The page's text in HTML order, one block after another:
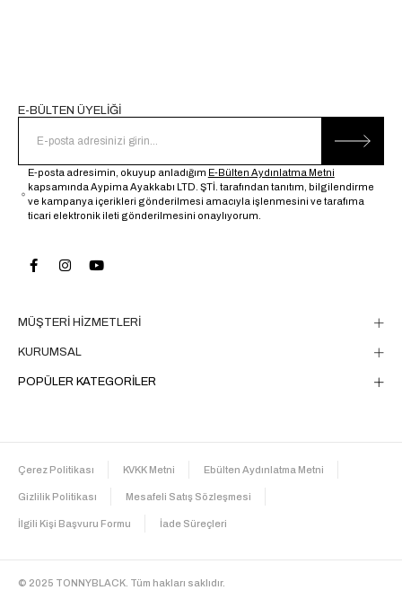
MÜŞTERİ HİZMETLERİ
KURUMSAL
POPÜLER KATEGORİLER
E-BÜLTEN ÜYELİĞİ
E-posta adresimin, okuyup anladığım E-Bülten Aydınlatma Metni
kapsamında Aypima Ayakkabı LTD. ŞTİ. tarafından tanıtım, bilgilendirme
ve kampanya içerikleri gönderilmesi amacıyla işlenmesini ve tarafıma
ticari elektronik ileti gönderilmesini onaylıyorum.
Çerez Politikası KVKK Metni Ebülten Aydınlatma Metni
Gizlilik Politikası Mesafeli Satış Sözleşmesi
İlgili Kişi Başvuru Formu İade Süreçleri
© 2025 TONNYBLACK. Tüm hakları saklıdır.